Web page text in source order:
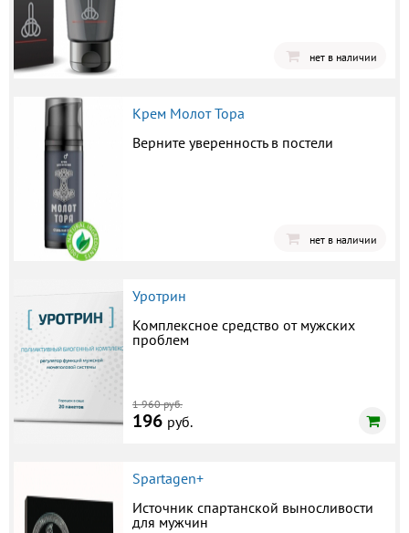
нет в наличии
Крем Молот Тора
Верните уверенность в постели
нет в наличии
Уротрин
Комплексное средство от мужских
проблем
1 960 руб.
196 руб.
Spartagen+
Источник спартанской выносливости
для мужчин